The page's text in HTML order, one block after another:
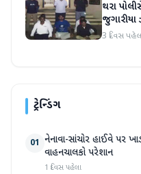
થરા
જુગારીયા
3 દિવસ
ટ્રેન્ડિંગ
01 નેનાવા-સાંચોર હાઈવે પર
વાહનચાલકો પરેશાન
1 દિવસ પહેલા